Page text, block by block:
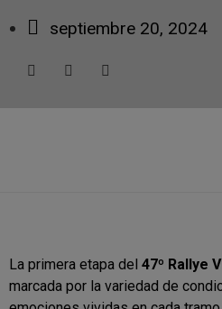
septiembre 20, 2024
La primera etapa del 47º Rallye
marcada por la variedad de